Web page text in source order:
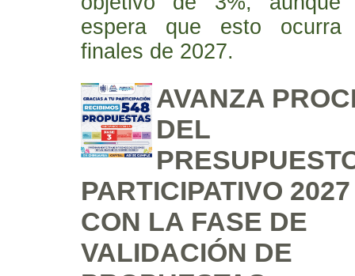
espera que esto ocurra
finales de 2027.
AVANZA
DEL
PARTICIPATIVO 2027
CON LA FASE DE
VALIDACIÓN DE